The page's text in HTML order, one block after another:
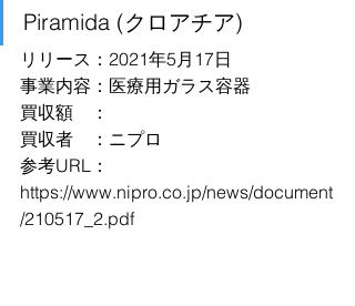
Piramida (クロアチア)
リリース：2021年5月17日
事業内容：医療用ガラス容器
買収額　：
買収者　：ニプロ
参考URL：
https://www.nipro.co.jp/news/document
/210517_2.pdf